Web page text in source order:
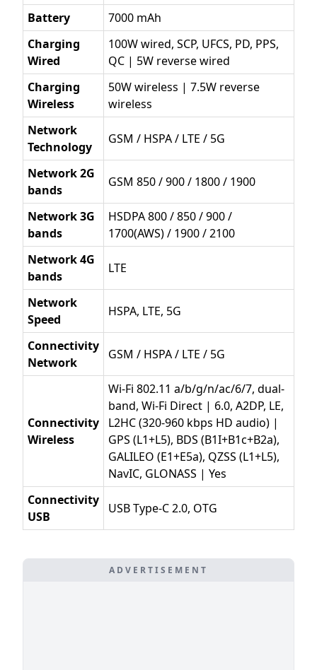
Battery
7000 mAh
Charging
Wired
100W wired, SCP, UFCS, PD, PPS,
QC | 5W reverse wired
Charging
Wireless
50W wireless | 7.5W reverse
wireless
Network
Technology
GSM / HSPA / LTE / 5G
Network 2G
bands
GSM 850 / 900 / 1800 / 1900
Network 3G
bands
HSDPA 800 / 850 / 900 /
1700(AWS) / 1900 / 2100
Network 4G
bands
LTE
Network
Speed
HSPA, LTE, 5G
Connectivity
Network
GSM / HSPA / LTE / 5G
Connectivity
Wireless
Wi-Fi 802.11 a/b/g/n/ac/6/7, dual-
band, Wi-Fi Direct | 6.0, A2DP, LE,
L2HC (320-960 kbps HD audio) |
GPS (L1+L5), BDS (B1I+B1c+B2a),
GALILEO (E1+E5a), QZSS (L1+L5),
NavIC, GLONASS | Yes
Connectivity
USB
USB Type-C 2.0, OTG
ADVERTISEMENT